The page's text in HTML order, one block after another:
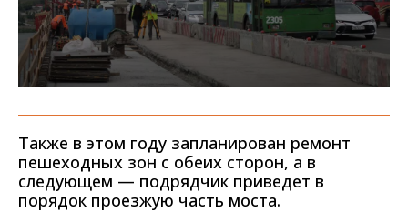
Также в этом году запланирован ремонт
пешеходных зон с обеих сторон, а в
следующем — подрядчик приведет в
порядок проезжую часть моста.